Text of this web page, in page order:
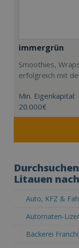
immergrün
Smoothies,
erfolgreich mit
Min. Eigenkapital:
20.000€
Litauen
Auto, KFZ &
Automaten-
Bäckerei